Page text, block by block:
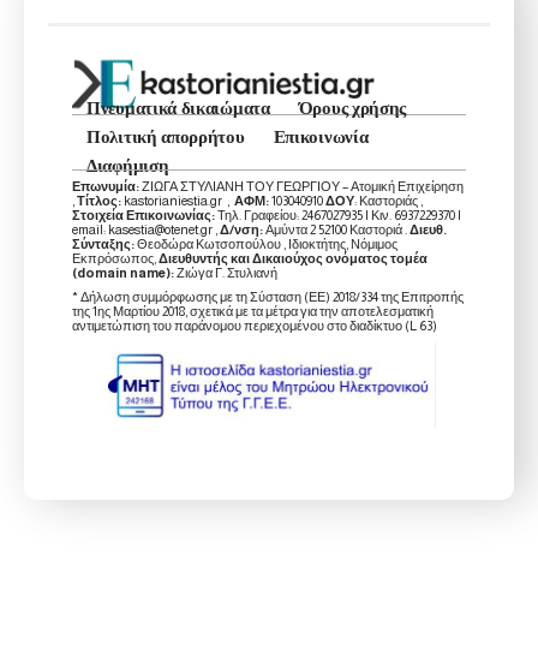
Πνευματικά δικαιώματα
Όρους χρήσης
Πολιτική απορρήτου
Επικοινωνία
Διαφήμιση
Επωνυμία:ΖΙΩΓΑ ΣΤΥΛΙΑΝΗ ΤΟΥ ΓΕΩΡΓΙΟΥ – Ατομική Επιχείρηση
Τίτλος: kastorianiestia.gr , ΑΦΜ:103040910ΔΟΥ: Καστοριάς ,
Στοιχεία Επικοινωνίας:Τηλ. Γραφείου: 2467027935 | Κιν. 6937229370 |
email: kasestia@otenet.gr , Δ/νση:Αμύντα 2 52100 Καστοριά . Διευθ.
Σύνταξης:Θεοδώρα Κωτσοπούλου , Ιδιοκτήτης, Νόμιμος
Εκπρόσωπος, Διευθυντής και Δικαιούχος ονόματος τομέα
(domain name):Ζιώγα Γ. Στυλιανή
* Δήλωση συμμόρφωσης με τη Σύσταση (ΕΕ) 2018/334 της Επιτροπής
της 1ης Μαρτίου 2018, σχετικά με τα μέτρα για την αποτελεσματική
αντιμετώπιση του παράνομου περιεχομένου στο διαδίκτυο (L 63)